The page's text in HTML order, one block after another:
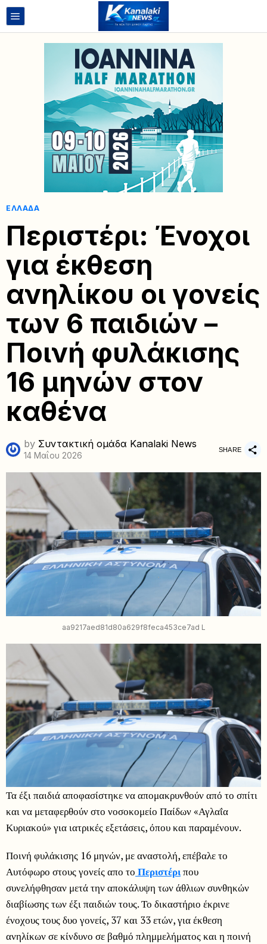
ΕΛΛΆΔΑ
Περιστέρι: Ένοχοι
για έκθεση
ανηλίκου οι γονείς
των 6 παιδιών –
Ποινή φυλάκισης
16 μηνών στον
καθένα
by Συντακτική ομάδα Kanalaki News
14 Μαΐου 2026
SHARE
aa9217aed81d80a629f8feca453ce7ad L
Τα έξι παιδιά αποφασίστηκε να απομακρυνθούν από το σπίτι
και να μεταφερθούν στο νοσοκομείο Παίδων «Αγλαΐα
Κυριακού» για ιατρικές εξετάσεις, όπου και παραμένουν.
Ποινή φυλάκισης 16 μηνών, με αναστολή, επέβαλε το
Αυτόφωρο στους γονείς απο το Περιστέριπου
συνελήφθησαν μετά την αποκάλυψη των άθλιων συνθηκών
διαβίωσης των έξι παιδιών τους. Το δικαστήριο έκρινε
ένοχους τους δυο γονείς, 37 και 33 ετών, για έκθεση
ανηλίκων σε κίνδυνο σε βαθμό πλημμελήματος και η ποινή